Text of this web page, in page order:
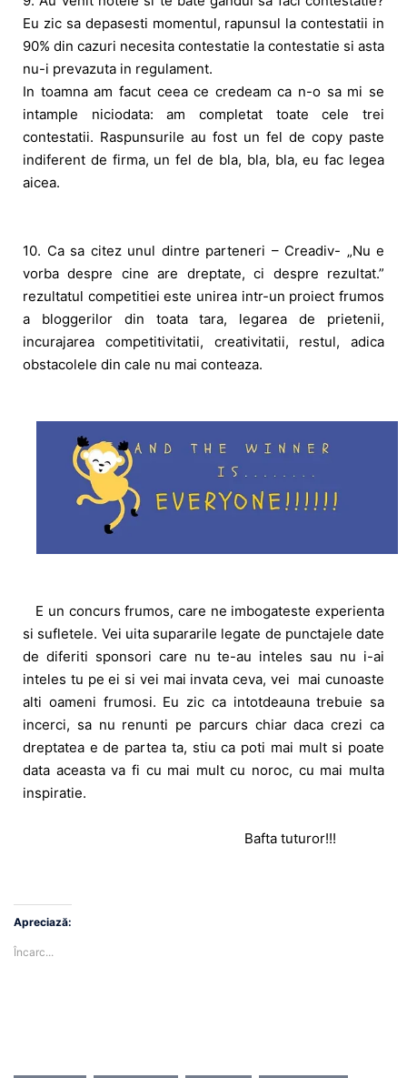
Eu zic sa depasesti momentul, rapunsul la contestatii in
90% din cazuri necesita contestatie la contestatie si asta
nu-i prevazuta in regulament.
In toamna am facut ceea ce credeam ca n-o sa mi se
intample niciodata: am completat toate cele trei
contestatii. Raspunsurile au fost un fel de copy paste
indiferent de firma, un fel de bla, bla, bla, eu fac legea
aicea.
10. Ca sa citez unul dintre parteneri – Creadiv- „Nu e
vorba despre cine are dreptate, ci despre rezultat.”
rezultatul competitiei este unirea intr-un proiect frumos
a bloggerilor din toata tara, legarea de prietenii,
incurajarea competitivitatii, creativitatii, restul, adica
obstacolele din cale nu mai conteaza.
E un concurs frumos, care ne imbogateste experienta
si sufletele. Vei uita supararile legate de punctajele date
de diferiti sponsori care nu te-au inteles sau nu i-ai
inteles tu pe ei si vei mai invata ceva, vei mai cunoaste
alti oameni frumosi. Eu zic ca intotdeauna trebuie sa
incerci, sa nu renunti pe parcurs chiar daca crezi ca
dreptatea e de partea ta, stiu ca poti mai mult si poate
data aceasta va fi cu mai mult cu noroc, cu mai multa
inspiratie.
Bafta tuturor!!!
Apreciază:
Încarc...